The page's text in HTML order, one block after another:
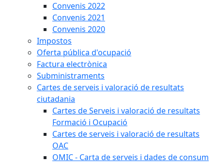
Convenis 2022
Convenis 2021
Convenis 2020
Impostos
Oferta pública d'ocupació
Factura electrònica
Subministraments
Cartes de serveis i valoració de resultats
ciutadania
Cartes de Serveis i valoració de resultats
Formació i Ocupació
Cartes de serveis i valoració de resultats
OAC
OMIC - Carta de serveis i dades de consum